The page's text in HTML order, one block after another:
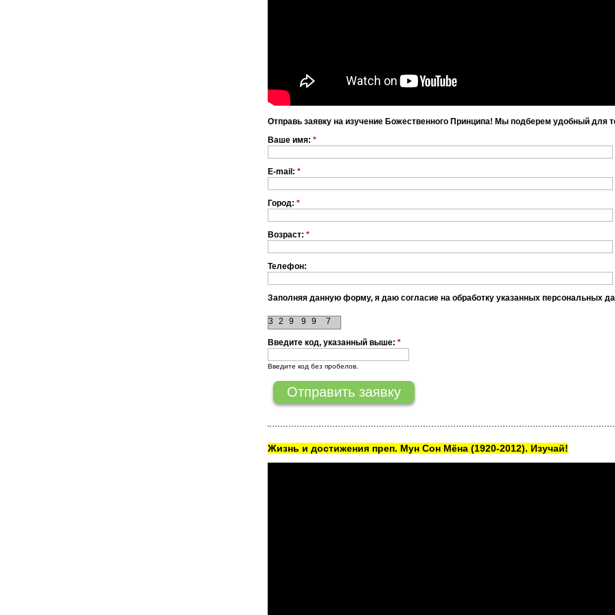
Отправь заявку на изучение Божественного Принципа! Мы подберем удобный для
Ваше имя: *
E-mail: *
Город: *
Возраст: *
Телефон:
Заполняя данную форму, я даю согласие на обработку указанных персональных
3 2 9 7
9 9
Введите код, указанный выше: *
Введите код без пробелов.
Жизнь и достижения преп. Мун Сон Мёна (1920-2012). Изучай!